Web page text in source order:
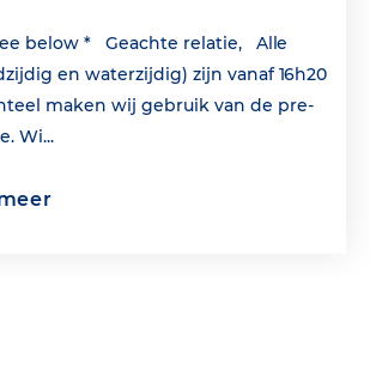
below * Geachte relatie, Alle
en waterzijdig) zijn vanaf 16h20
maken wij gebruik van de pre-
Wi...